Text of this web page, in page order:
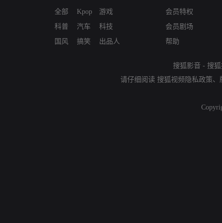
全部
科普
国风
Kpop
汽车
搞笑
游戏
科技
出品人
会员特权
会员剧场
帮助
搜狐影音 - 搜
请仔细阅读 搜狐视频隐私政策、